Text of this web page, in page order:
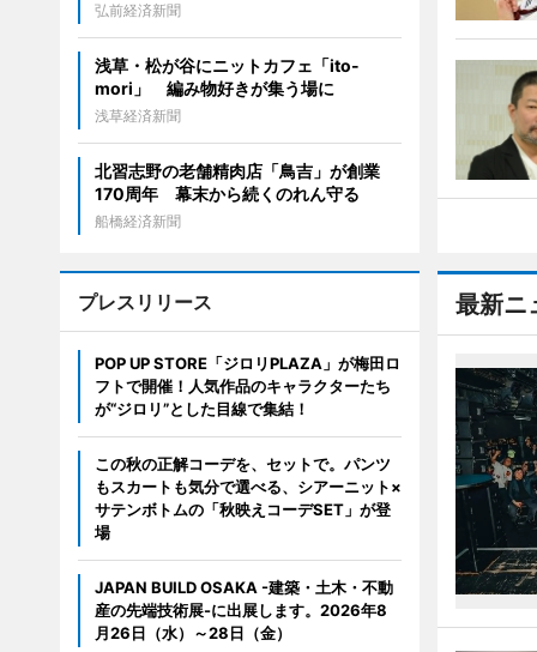
最新ニ
弘前経済新聞
浅草・松が谷にニットカフェ「ito-
mori」 編み物好きが集う場に
浅草経済新聞
北習志野の老舗精肉店「鳥吉」が創業
170周年 幕末から続くのれん守る
船橋経済新聞
プレスリリース
POP UP STORE「ジロリPLAZA」が梅田ロ
フトで開催！人気作品のキャラクターたち
が“ジロリ”とした目線で集結！
この秋の正解コーデを、セットで。パンツ
もスカートも気分で選べる、シアーニット×
サテンボトムの「秋映えコーデSET」が登
場
JAPAN BUILD OSAKA -建築・土木・不動
産の先端技術展-に出展します。2026年8
月26日（水）～28日（金）